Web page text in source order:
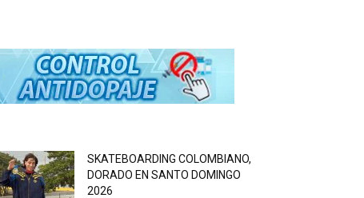
SKATEBOARDING COLOMBIANO,
DORADO EN SANTO DOMINGO
2026